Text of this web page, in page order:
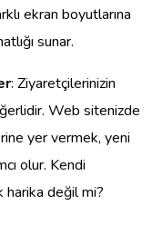
ekran boyutlarına
sunar.
: Ziyaretçilerinizin
Web sitenizde
yer vermek, yeni
olur. Kendi
harika değil mi?